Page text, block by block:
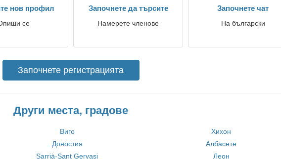
нов профил
се
Започнете да търсите
Намерете членове
Започнете чат
На български
Започнете регистрацията
Други места, градове
Виго
Хихон
Доностия
Албасете
Sarrià-Sant Gervasi Леон